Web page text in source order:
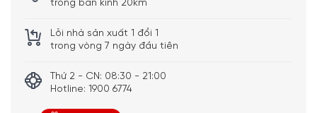
trong bán kính 20km
Lỗi nhà sản xuất 1 đổi 1
trong vòng 7 ngày đầu tiên
Thứ 2 - CN: 08:30 - 21:00
Hotline: 1900 6774